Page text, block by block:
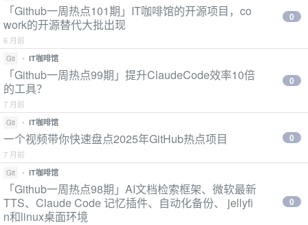
「Github一周热点101期」IT咖啡馆的开源项目，co
work的开源替代大批出现
6 月前
0
Git • IT咖啡馆
「Github一周热点99期」提升ClaudeCode效率10倍
的工具？
7 月前
0
Git • IT咖啡馆
一个视频带你快速盘点2025年GitHub热点项目
7 月前
0
Git • IT咖啡馆
「Github一周热点98期」AI文档检索框架、微软最新
TTS、Claude Code 记忆插件、自动化备份、 jellyfi
n和linux桌面环境
0